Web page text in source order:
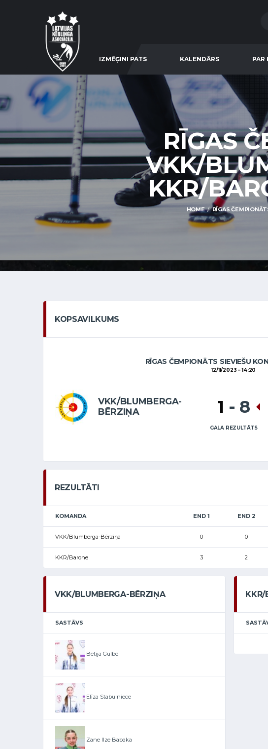
IZMĒĢINI PATS KALENDĀRS PAR
RĪGAS
VKK/
KKR/
HOME RĪGAS
KOPSAVILKUMS
RĪGAS ČEMPIONĀTS SIEVIEŠU
12/11/2023 14:20
VKK/BLUMBERGA-
BĒRZIŅA
1 - 8
GALA REZULTĀTS
REZULTĀTI
KOMANDA END 1 END 2
VKK/Blumberga-Bērziņa 0 0
KKR/Barone 3 2
VKK/BLUMBERGA-BĒRZIŅA
SASTĀVS
Betija Gulbe
Elīza Stabulniece
Zane Ilze Babaka
KKR/